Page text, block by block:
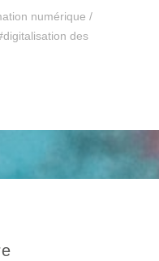
numérique /
des